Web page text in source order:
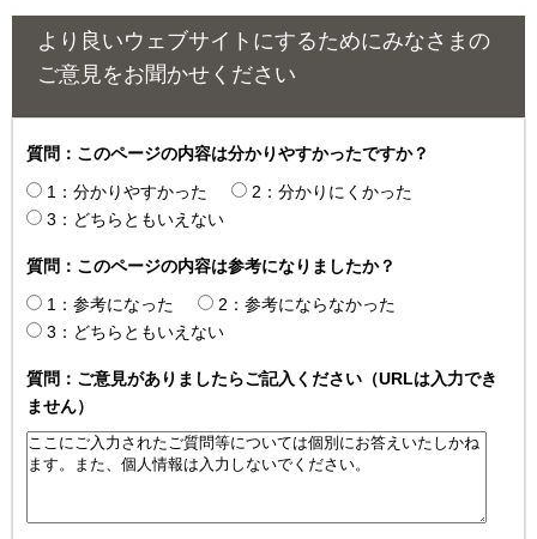
より良いウェブサイトにするためにみなさまの
ご意見をお聞かせください
質問：このページの内容は分かりやすかったですか？
1：分かりやすかった
2：分かりにくかった
3：どちらともいえない
質問：このページの内容は参考になりましたか？
1：参考になった
2：参考にならなかった
3：どちらともいえない
質問：ご意見がありましたらご記入ください（URLは入力でき
ません）